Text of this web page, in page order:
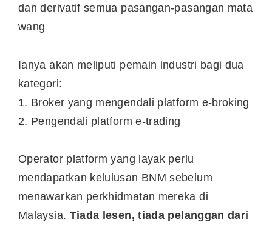
dan derivatif semua pasangan-pasangan mata
wang
Ianya akan meliputi pemain industri bagi dua
kategori:
1. Broker yang mengendali platform e-broking
2. Pengendali platform e-trading
Operator platform yang layak perlu
mendapatkan kelulusan BNM sebelum
menawarkan perkhidmatan mereka di
Malaysia. Tiada lesen, tiada pelanggan dari